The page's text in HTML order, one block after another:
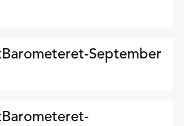
September